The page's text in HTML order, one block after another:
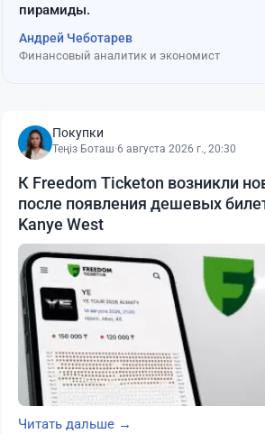
пирамиды.
Андрей Чеботарев
Финансовый аналитик и экономист
Покупки
Теңіз Боташ·6 августа 2026 г., 20:30
К Freedom Ticketon возникли
после появления дешевых
Kanye West
Читать дальше →